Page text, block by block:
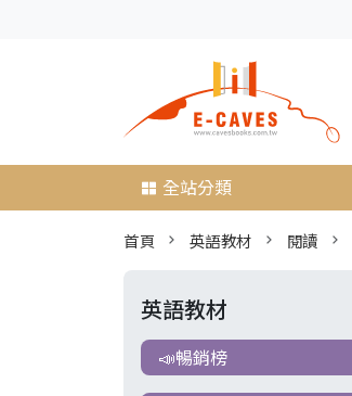
全站分類
首頁 英語教材 閱讀
英語教材
📣暢銷榜